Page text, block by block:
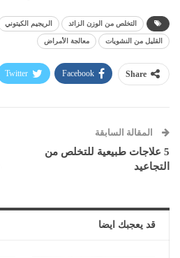
التخلص من الوزن الزائد الريجيم الكيتوني
القليل من النشويات معالجة الأمراض
Share
Facebook
Twitter
المقالة السابقة
5 علاجات طبيعية للتخلص من
التجاعيد
قد يعجبك ايضا